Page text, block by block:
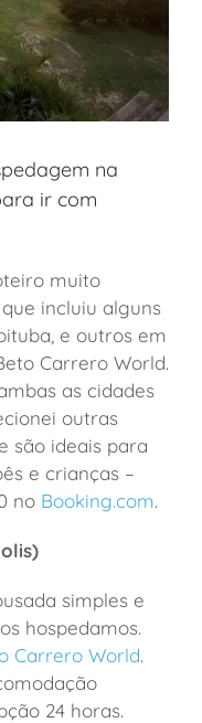
na
ir com
muito
incluiu alguns
e outros em
Carrero World.
as cidades
outras
são ideais para
e crianças –
no Booking.com.
simples e
hospedamos.
Carrero World.
24 horas.